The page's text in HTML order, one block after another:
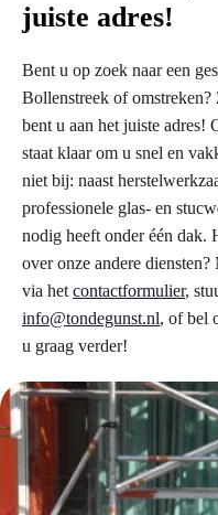
juiste adres!
Bent u op zoek naar een
Bollenstreek of
bent u aan het juiste adres!
staat klaar om u snel en
niet bij: naast
professionele glas- en
nodig heeft onder één dak.
over onze andere
via het contactformulier,
info@tondegunst.nl, of bel
u graag verder!